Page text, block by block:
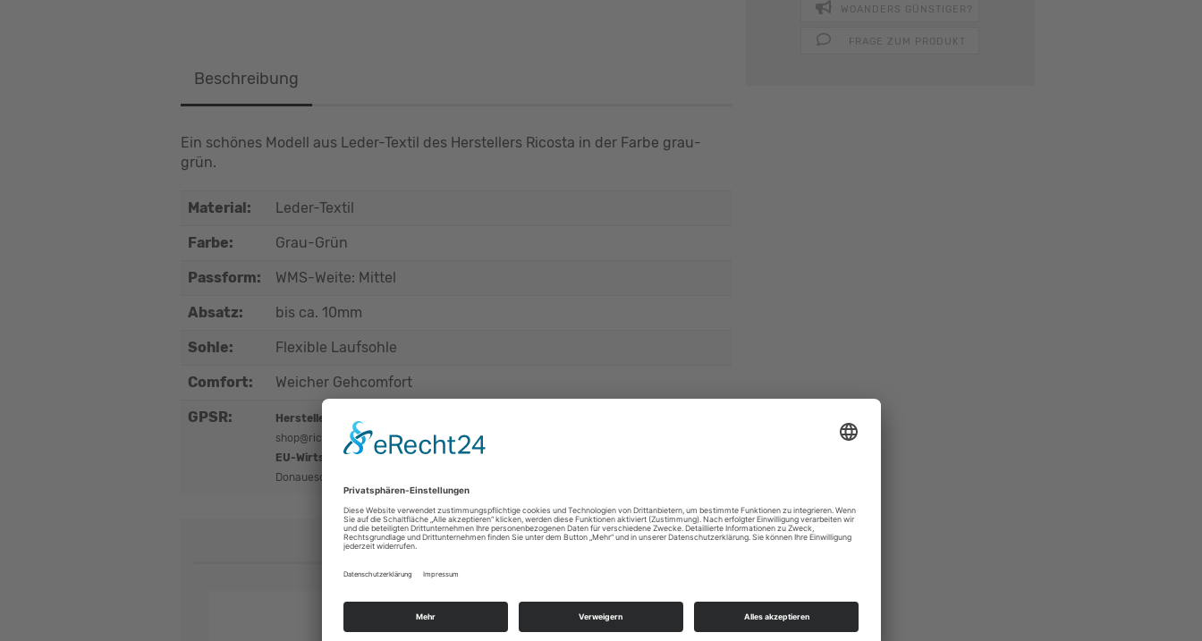
WOANDERS GÜNSTIGER?
FRAGE ZUM PRODUKT
Beschreibung
Ein schönes Modell aus Leder-Textil des Herstellers Ricosta in der Farbe grau-
grün.
Material: Leder-Textil
Farbe: Grau-Grün
Passform: WMS-Weite: Mittel
Absatz: bis ca. 10mm
Sohle: Flexible Laufsohle
Comfort: Weicher Gehcomfort
GPSR: Hersteller:
Ricosta | Dürrheimer Str. 43, 78166 Donaueschingen, Deutschland |
shop@ricosta.de
EU-Wirtschaftsakteur: RICOSTA Schuhfabriken GmbH | Dürrheimer Str. 43, 78166
Donaueschingen, Deutschland | shop@ricosta.de
360° Ansicht dieses Artikels